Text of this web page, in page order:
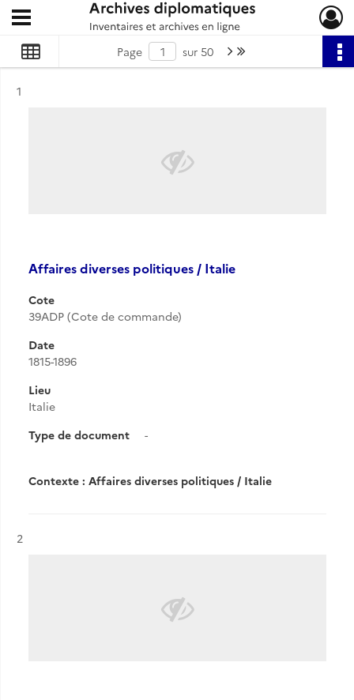
Archives diplomatiques
Ouvrir le menu déroulant
Page sur 50 Page suivante : 1/50
Résultat n°
1
Affaires diverses politiques / Italie
Cote
39ADP (Cote de commande)
Date
1815-1896
Lieu
Italie
Type de document
-
Contexte : Affaires diverses politiques / Italie
Résultat n°
2